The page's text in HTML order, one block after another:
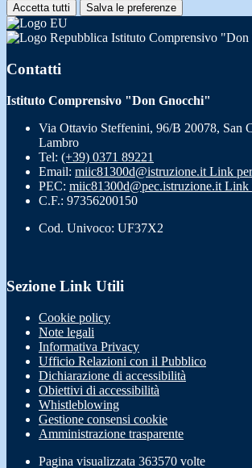
Accetta tutti Salva le preferenze
Istituto Comprensivo
Contatti
Istituto Comprensivo "Don Gnocchi"
Via Ottavio Steffenini, 96/B 20078, San
Lambro
Tel: (+39) 0371 89221
Email: miic81300d@istruzione.it Link
PEC: miic81300d@pec.istruzione.it Link
C.F.: 97356200150
Cod. Univoco: UF37X2
Sezione Link Utili
Cookie policy
Note legali
Informativa Privacy
Ufficio Relazioni con il Pubblico
Dichiarazione di accessibilità
Obiettivi di accessibilità
Whistleblowing
Gestione consensi cookie
Amministrazione trasparente
Pagina visualizzata 363570 volte